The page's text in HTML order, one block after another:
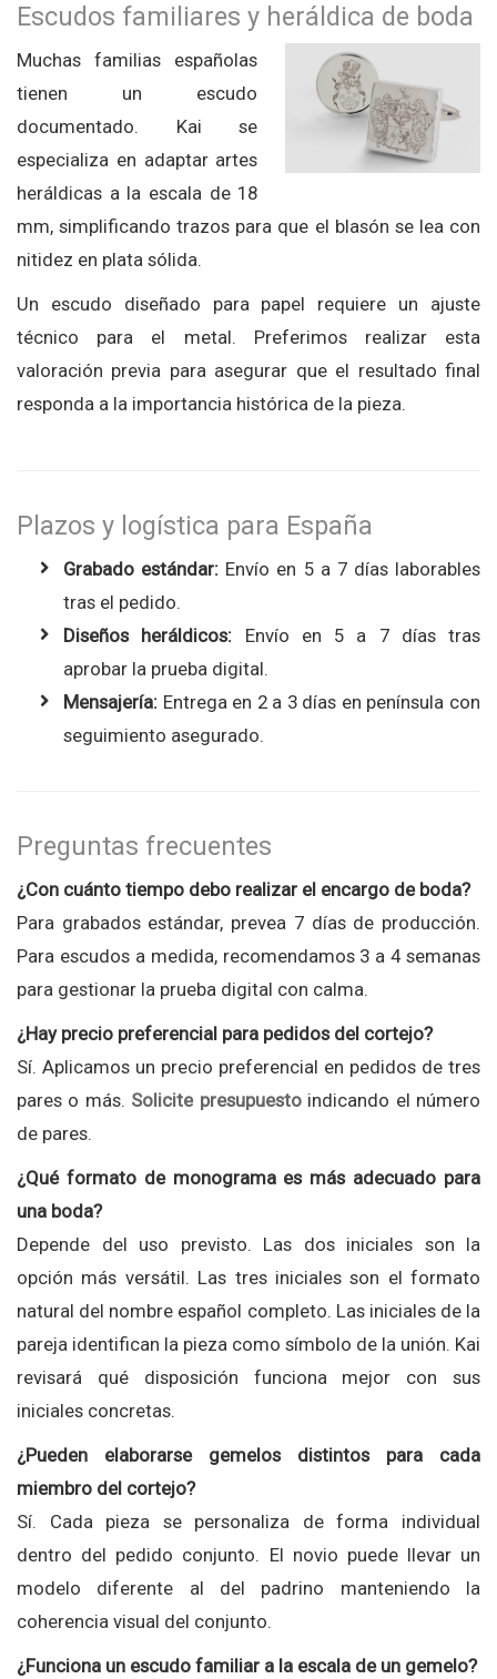
Escudos familiares y heráldica de boda
Muchas familias españolas
tienen un escudo
documentado. Kai se
especializa en adaptar artes
heráldicas a la escala de 18
mm, simplificando trazos para que el blasón se lea con
nitidez en plata sólida.
Un escudo diseñado para papel requiere un ajuste
técnico para el metal. Preferimos realizar esta
valoración previa para asegurar que el resultado final
responda a la importancia histórica de la pieza.
Plazos y logística para España
Grabado estándar: Envío en 5 a 7 días laborables
tras el pedido.
Diseños heráldicos: Envío en 5 a 7 días tras
aprobar la prueba digital.
Mensajería: Entrega en 2 a 3 días en península con
seguimiento asegurado.
Preguntas frecuentes
¿Con cuánto tiempo debo realizar el encargo de boda?
Para grabados estándar, prevea 7 días de producción.
Para escudos a medida, recomendamos 3 a 4 semanas
para gestionar la prueba digital con calma.
¿Hay precio preferencial para pedidos del cortejo?
Sí. Aplicamos un precio preferencial en pedidos de tres
pares o más. Solicite presupuestoindicando el número
de pares.
¿Qué formato de monograma es más adecuado para
una boda?
Depende del uso previsto. Las dos iniciales son la
opción más versátil. Las tres iniciales son el formato
natural del nombre español completo. Las iniciales de la
pareja identifican la pieza como símbolo de la unión. Kai
revisará qué disposición funciona mejor con sus
iniciales concretas.
¿Pueden elaborarse gemelos distintos para cada
miembro del cortejo?
Sí. Cada pieza se personaliza de forma individual
dentro del pedido conjunto. El novio puede llevar un
modelo diferente al del padrino manteniendo la
coherencia visual del conjunto.
¿Funciona un escudo familiar a la escala de un gemelo?